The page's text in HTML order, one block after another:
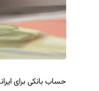
حساب بانکی برای